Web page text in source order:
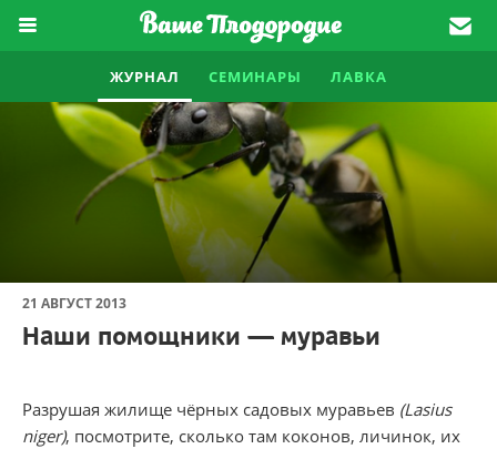
ЖУРНАЛ СЕМИНАРЫ ЛАВКА
21 АВГУСТ 2013
Наши помощники — муравьи
Разрушая жилище чёрных садовых муравьев (Lasius
niger), посмотрите, сколько там коконов, личинок, их